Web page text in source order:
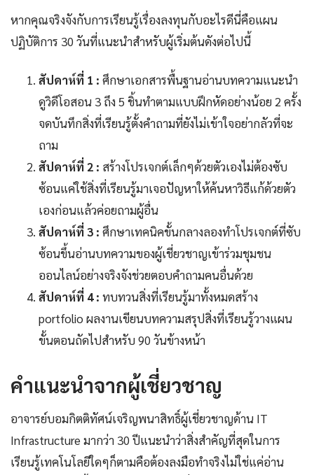
หากคุณจริงจังกับการเรียนรู้เรื่องลงทุนกับอะไรดีนี่คือแผน
ปฏิบัติการ 30 วันที่แนะนำสำหรับผู้เริ่มต้นดังต่อไปนี้
สัปดาห์ที่ 1 : ศึกษาเอกสารพื้นฐานอ่านบทความแนะนำ
ดูวิดีโอสอน 3 ถึง 5 ชิ้นทำตามแบบฝึกหัดอย่างน้อย 2 ครั้ง
จดบันทึกสิ่งที่เรียนรู้ตั้งคำถามที่ยังไม่เข้าใจอย่ากลัวที่จะ
ถาม
สัปดาห์ที่ 2 : สร้างโปรเจกต์เล็กๆด้วยตัวเองไม่ต้องซับ
ซ้อนแค่ใช้สิ่งที่เรียนรู้มาเจอปัญหาให้ค้นหาวิธีแก้ด้วยตัว
เองก่อนแล้วค่อยถามผู้อื่น
สัปดาห์ที่ 3 : ศึกษาเทคนิคขั้นกลางลองทำโปรเจกต์ที่ซับ
ซ้อนขึ้นอ่านบทความของผู้เชี่ยวชาญเข้าร่วมชุมชน
ออนไลน์อย่างจริงจังช่วยตอบคำถามคนอื่นด้วย
สัปดาห์ที่ 4 : ทบทวนสิ่งที่เรียนรู้มาทั้งหมดสร้าง
portfolio ผลงานเขียนบทความสรุปสิ่งที่เรียนรู้วางแผน
ขั้นตอนถัดไปสำหรับ 90 วันข้างหน้า
คำแนะนำจากผู้เชี่ยวชาญ
อาจารย์บอมกิตติทัศน์เจริญพนาสิทธิ์ผู้เชี่ยวชาญด้าน IT
Infrastructure มากว่า 30 ปีแนะนำว่าสิ่งสำคัญที่สุดในการ
เรียนรู้เทคโนโลยีใดๆก็ตามคือต้องลงมือทำจริงไม่ใช่แค่อ่าน